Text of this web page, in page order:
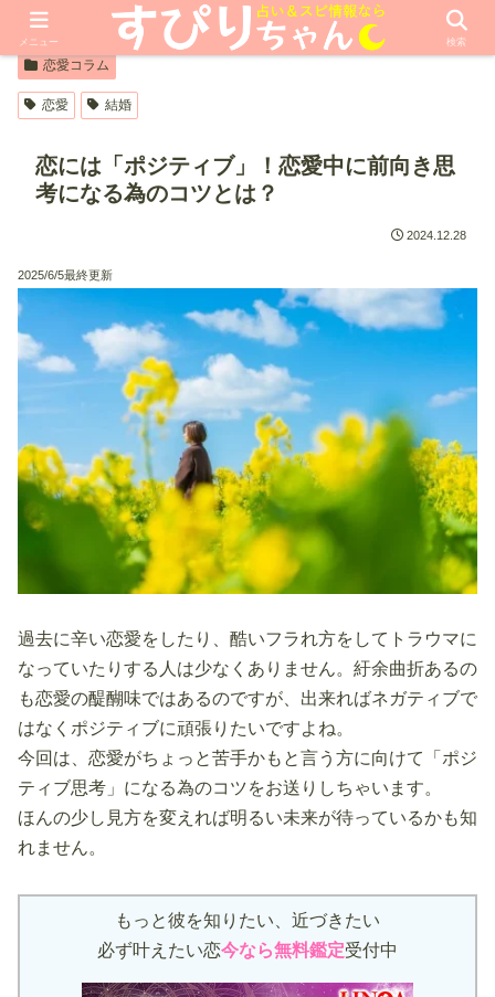
【PR】本ページはプロモーションが含まれています
恋愛コラム
恋愛 結婚
恋には「ポジティブ」！恋愛中に前向き思
考になる為のコツとは？
2024.12.28
2025/6/5最終更新
過去に辛い恋愛をしたり、酷いフラれ方をしてトラウマに
なっていたりする人は少なくありません。紆余曲折あるの
も恋愛の醍醐味ではあるのですが、出来ればネガティブで
はなくポジティブに頑張りたいですよね。
今回は、恋愛がちょっと苦手かもと言う方に向けて「ポジ
ティブ思考」になる為のコツをお送りしちゃいます。
ほんの少し見方を変えれば明るい未来が待っているかも知
れません。
もっと彼を知りたい、近づきたい
必ず叶えたい恋今なら無料鑑定受付中
メニュー 検索